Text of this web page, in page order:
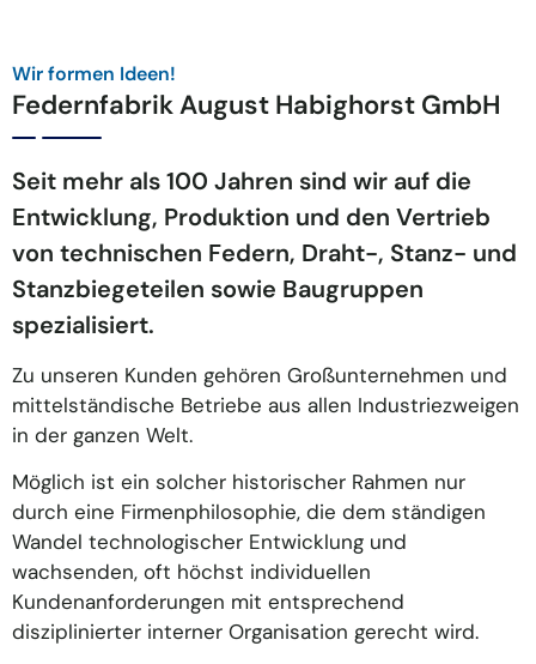
Wir formen Ideen!
Federnfabrik August Habighorst GmbH
Seit mehr als 100 Jahren sind wir auf die
Entwicklung, Produktion und den Vertrieb
von technischen Federn, Draht-, Stanz- und
Stanzbiegeteilen sowie Baugruppen
spezialisiert.
Zu unseren Kunden gehören Großunternehmen und
mittelständische Betriebe aus allen Industriezweigen
in der ganzen Welt.
Möglich ist ein solcher historischer Rahmen nur
durch eine Firmenphilosophie, die dem ständigen
Wandel technologischer Entwicklung und
wachsenden, oft höchst individuellen
Kundenanforderungen mit entsprechend
disziplinierter interner Organisation gerecht wird.